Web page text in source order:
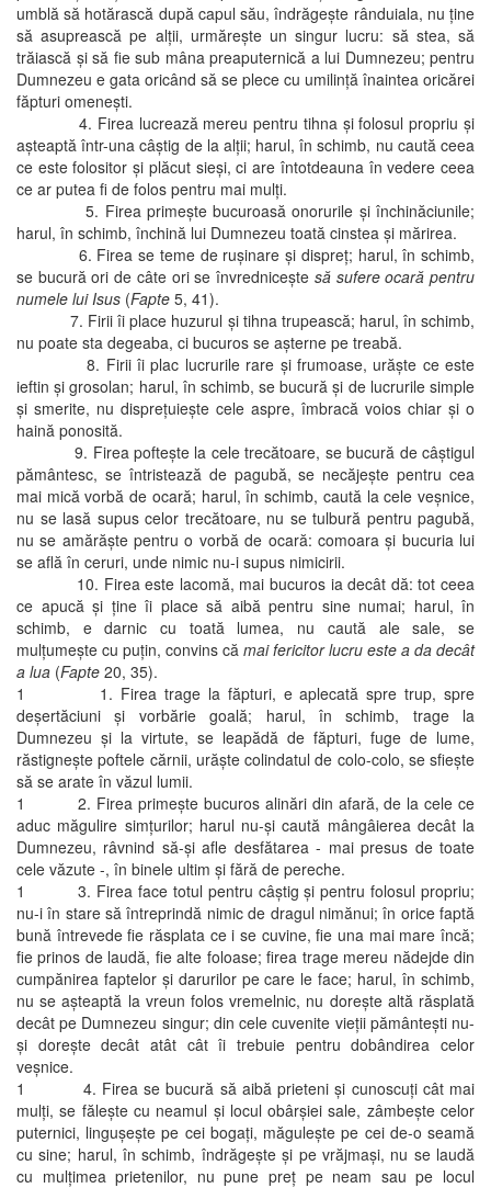
umblă să hotărască după capul său, îndrăgeşte rânduiala, nu ţine
să asuprească pe alţii, urmăreşte un singur lucru: să stea, să
trăiască şi să fie sub mâna preaputernică a lui Dumnezeu; pentru
Dumnezeu e gata oricând să se plece cu umilinţă înaintea oricărei
făpturi omeneşti.
4. Firea lucrează mereu pentru tihna şi folosul propriu şi
aşteaptă într-una câştig de la alţii; harul, în schimb, nu caută ceea
ce este folositor şi plăcut sieşi, ci are întotdeauna în vedere ceea
ce ar putea fi de folos pentru mai mulţi.
5. Firea primeşte bucuroasă onorurile şi închinăciunile;
harul, în schimb, închină lui Dumnezeu toată cinstea şi mărirea.
6. Firea se teme de ruşinare şi dispreţ; harul, în schimb,
se bucură ori de câte ori se învredniceşte să sufere ocară pentru
numele lui Isus (Fapte 5, 41).
7. Firii îi place huzurul şi tihna trupească; harul, în schimb,
nu poate sta degeaba, ci bucuros se aşterne pe treabă.
8. Firii îi plac lucrurile rare şi frumoase, urăşte ce este
ieftin şi grosolan; harul, în schimb, se bucură şi de lucrurile simple
şi smerite, nu dispreţuieşte cele aspre, îmbracă voios chiar şi o
haină ponosită.
9. Firea pofteşte la cele trecătoare, se bucură de câştigul
pământesc, se întristează de pagubă, se necăjeşte pentru cea
mai mică vorbă de ocară; harul, în schimb, caută la cele veşnice,
nu se lasă supus celor trecătoare, nu se tulbură pentru pagubă,
nu se amărăşte pentru o vorbă de ocară: comoara şi bucuria lui
se află în ceruri, unde nimic nu-i supus nimicirii.
10. Firea este lacomă, mai bucuros ia decât dă: tot ceea
ce apucă şi ţine îi place să aibă pentru sine numai; harul, în
schimb, e darnic cu toată lumea, nu caută ale sale, se
mulţumeşte cu puţin, convins că mai fericitor lucru este a da decât
a lua (Fapte 20, 35).
1 1. Firea trage la făpturi, e aplecată spre trup, spre
deşertăciuni şi vorbărie goală; harul, în schimb, trage la
Dumnezeu şi la virtute, se leapădă de făpturi, fuge de lume,
răstigneşte poftele cărnii, urăşte colindatul de colo-colo, se sfieşte
să se arate în văzul lumii.
1 2. Firea primeşte bucuros alinări din afară, de la cele ce
aduc măgulire simţurilor; harul nu-şi caută mângâierea decât la
Dumnezeu, râvnind să-şi afle desfătarea - mai presus de toate
cele văzute -, în binele ultim şi fără de pereche.
1 3. Firea face totul pentru câştig şi pentru folosul propriu;
nu-i în stare să întreprindă nimic de dragul nimănui; în orice faptă
bună întrevede fie răsplata ce i se cuvine, fie una mai mare încă;
fie prinos de laudă, fie alte foloase; firea trage mereu nădejde din
cumpănirea faptelor şi darurilor pe care le face; harul, în schimb,
nu se aşteaptă la vreun folos vremelnic, nu doreşte altă răsplată
decât pe Dumnezeu singur; din cele cuvenite vieţii pământeşti nu-
şi doreşte decât atât cât îi trebuie pentru dobândirea celor
veşnice.
1 4. Firea se bucură să aibă prieteni şi cunoscuţi cât mai
mulţi, se făleşte cu neamul şi locul obârşiei sale, zâmbeşte celor
puternici, linguşeşte pe cei bogaţi, măguleşte pe cei de-o seamă
cu sine; harul, în schimb, îndrăgeşte şi pe vrăjmaşi, nu se laudă
cu mulţimea prietenilor, nu pune preţ pe neam sau pe locul